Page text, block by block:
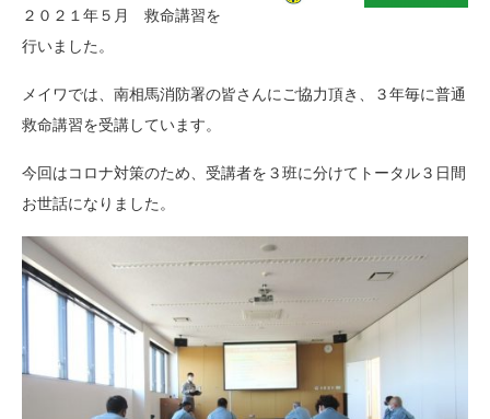
２０２１年５月 救命講習を
行いました。
メイワでは、南相馬消防署の皆さんにご協力頂き、３年毎に普通
救命講習を受講しています。
今回はコロナ対策のため、受講者を３班に分けてトータル３日間
お世話になりました。